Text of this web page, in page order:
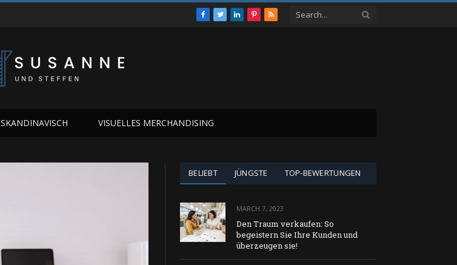
Facebook
TwitterLinkedInPinterest
RSS
SKANDINAVISCH VISUELLES MERCHANDISING
BELIEBT JÜNGSTE TOP-BEWERTUNGEN
MARCH 7, 2023
Den Traum verkaufen: So
begeistern Sie Ihre Kunden und
überzeugen sie!